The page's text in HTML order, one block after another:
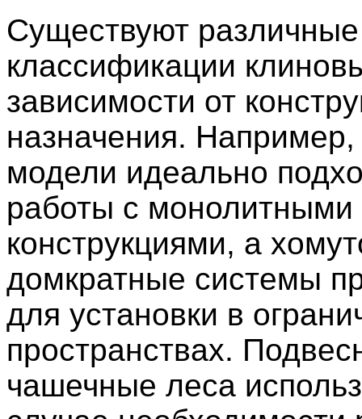
Существуют различные
классификации
зависимости от
назначения.
модели идеально
работы с монолитными
конструкциями, а
домкратные системы
для установки в
пространствах.
чашечные леса